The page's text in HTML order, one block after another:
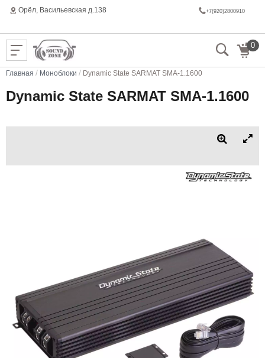
Орёл, Васильeвская д.138 +7(920)2800910
0
Главная / Моноблоки / Dynamic State SARMAT SMA-1.1600
Dynamic State SARMAT SMA-1.1600